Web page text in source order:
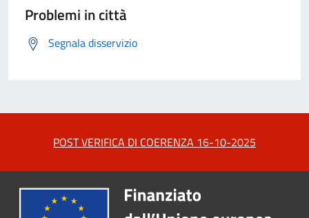
Problemi in città
Segnala disservizio
POST VERIFICA DI COERENZA 16-10-2025